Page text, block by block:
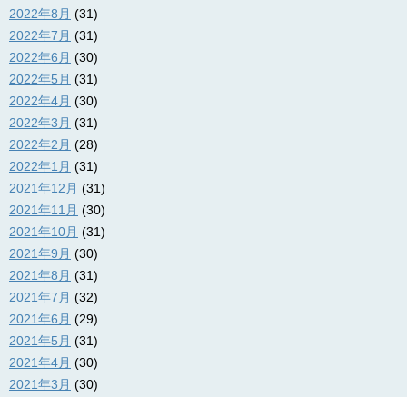
2022年8月 (31)
2022年7月 (31)
2022年6月 (30)
2022年5月 (31)
2022年4月 (30)
2022年3月 (31)
2022年2月 (28)
2022年1月 (31)
2021年12月 (31)
2021年11月 (30)
2021年10月 (31)
2021年9月 (30)
2021年8月 (31)
2021年7月 (32)
2021年6月 (29)
2021年5月 (31)
2021年4月 (30)
2021年3月 (30)